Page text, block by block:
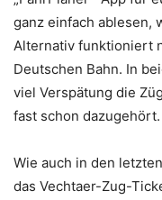
ganz einfach ablesen,
Alternativ funktioniert
Deutschen Bahn. In
viel Verspätung die
fast schon dazugehört.
Wie auch in den
das Vechtaer-Zug-